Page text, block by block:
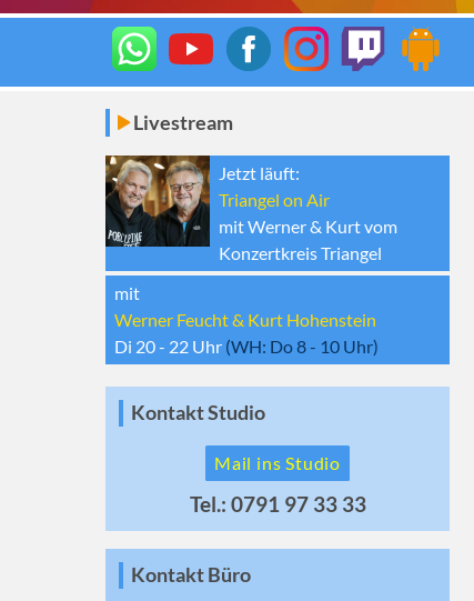
Livestream
Jetzt läuft:
Triangel on Air
mit Werner & Kurt vom
Konzertkreis Triangel
mit
Werner Feucht & Kurt Hohenstein
Di 20 - 22 Uhr (WH: Do 8 - 10 Uhr)
Kontakt Studio
Mail ins Studio
Tel.: 0791 97 33 33
Kontakt Büro